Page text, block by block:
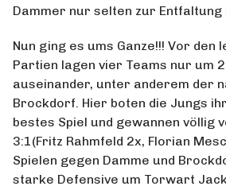
Dammer nur selten zur Entfaltung
Nun ging es ums Ganze!!! Vor den
Partien lagen vier Teams nur um
auseinander, unter anderem der
Brockdorf. Hier boten die Jungs
bestes Spiel und gewannen völlig
3:1(Fritz Rahmfeld 2x, Florian
Spielen gegen Damme und
starke Defensive um Torwart